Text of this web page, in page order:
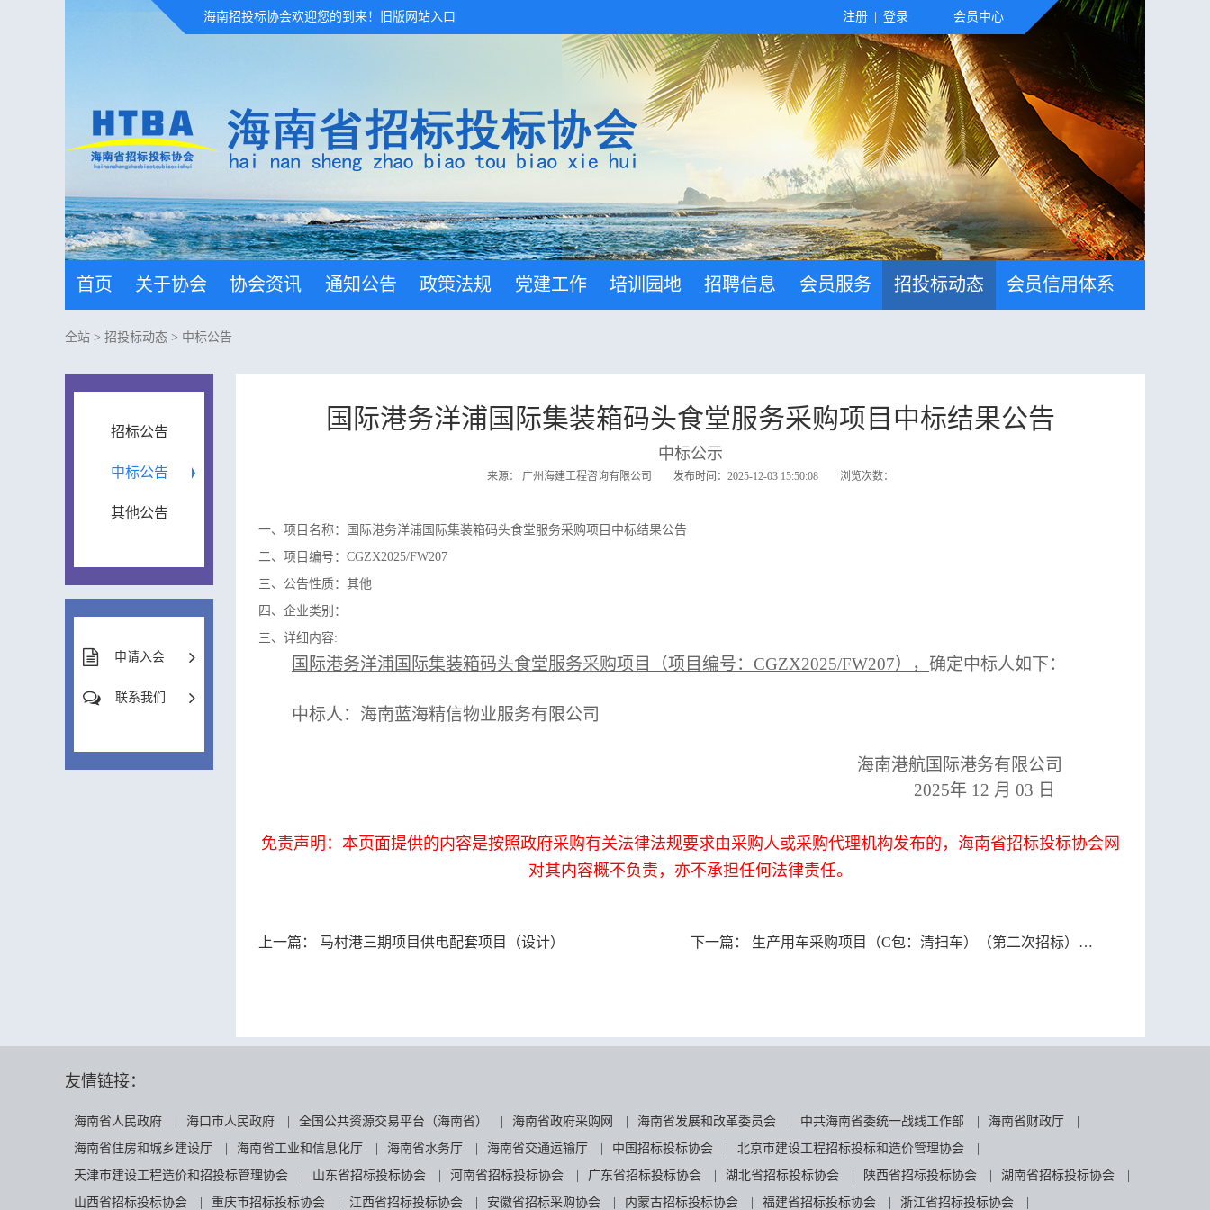
海南招投标协会欢迎您的到来！ 旧版网站入口 注册 登录 会员中心
首页 关于协会 协会资讯 通知公告 政策法规 党建工作 培训园地 招聘信息 会员服务 招投标动态 会员信用体系
全站 > 招投标动态 > 中标公告
招标公告
中标公告
其他公告
申请入会
联系我们
国际港务洋浦国际集装箱码头食堂服务采购项目中标结果公告
中标公示
来源： 广州海建工程咨询有限公司 发布时间：2025-12-03 15:50:08 浏览次数：
一、项目名称：国际港务洋浦国际集装箱码头食堂服务采购项目中标结果公告
二、项目编号：CGZX2025/FW207
三、公告性质：其他
四、企业类别：
三、详细内容:
国际港务洋浦国际集装箱码头食堂服务采购项目（项目编号： CGZX2025/FW207）， 确定中标人如下：
中标人： 海南蓝海精信物业服务有限公司
海南港航国际港务有限公司
2025年 12 月 03 日
免责声明：本页面提供的内容是按照政府采购有关法律法规要求由采购人或采购代理机构发布的，海南省招标投标协会网
对其内容概不负责，亦不承担任何法律责任。
上一篇： 马村港三期项目供电配套项目（设计） 下一篇： 生产用车采购项目（C包：清扫车）（第二次招标）中标结果公告
友情链接：
海南省人民政府 海口市人民政府 全国公共资源交易平台（海南省） 海南省政府采购网 海南省发展和改革委员会 中共海南省委统一战线工作部 海南省财政厅
海南省住房和城乡建设厅
海南省工业和信息化厅 海南省水务厅 海南省交通运输厅 中国招标投标协会 北京市建设工程招标投标和造价管理协会
天津市建设工程造价和招投标管理协会
山东省招标投标协会 河南省招标投标协会 广东省招标投标协会 湖北省招标投标协会 陕西省招标投标协会 湖南省招标投标协会
山西省招标投标协会
重庆市招标投标协会 江西省招标投标协会 安徽省招标采购协会 内蒙古招标投标协会 福建省招标投标协会 浙江省招标投标协会